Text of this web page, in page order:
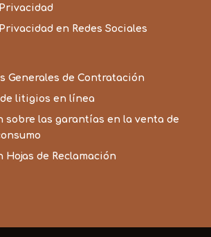
en Redes Sociales
Generales de Contratación
de litigios en línea
sobre las garantías en la venta de
Hojas de Reclamación